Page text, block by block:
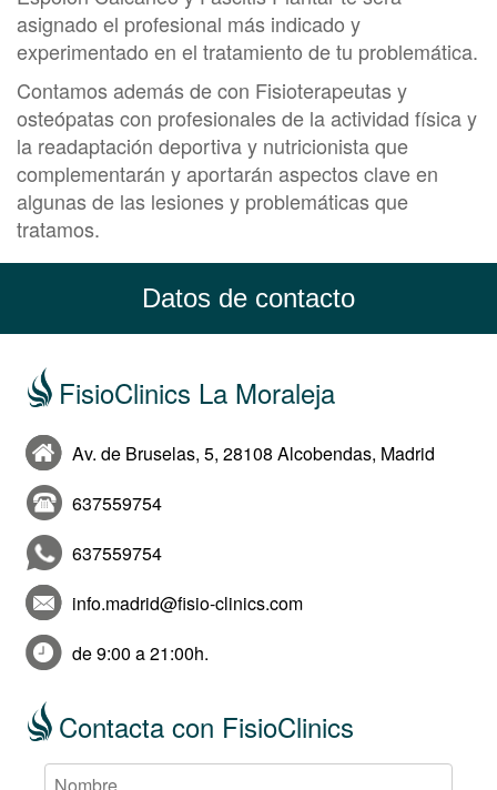
asignado el profesional más indicado y
experimentado en el tratamiento de tu problemática.
Contamos además de con Fisioterapeutas y
osteópatas con profesionales de la actividad física y
la readaptación deportiva y nutricionista que
complementarán y aportarán aspectos clave en
algunas de las lesiones y problemáticas que
tratamos.
Datos de contacto
FisioClinics La Moraleja
Av. de Bruselas, 5, 28108 Alcobendas, Madrid
637559754
637559754
info.madrid@fisio-clinics.com
de 9:00 a 21:00h.
Contacta con FisioClinics